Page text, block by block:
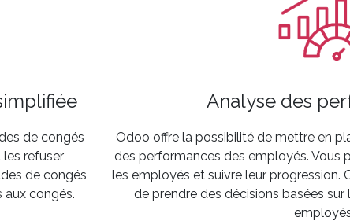
de congés
refuser
de congés
aux congés.
Analyse des
Odoo offre la possibilité de mettre en
des performances des employés. Vous
les employés et suivre leur
de prendre des décisions basées